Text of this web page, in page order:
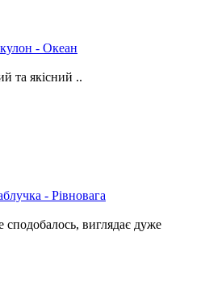
- Океан
та якісний ..
- Рівновага
виглядає дуже